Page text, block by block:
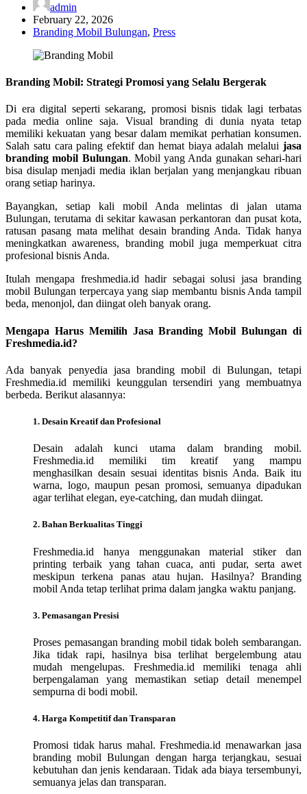
admin
February 22, 2026
Branding Mobil Bulungan, Press
Branding Mobil: Strategi Promosi yang Selalu Bergerak
Di era digital seperti sekarang, promosi bisnis tidak lagi terbatas
pada media online saja. Visual branding di dunia nyata tetap
memiliki kekuatan yang besar dalam memikat perhatian konsumen.
Salah satu cara paling efektif dan hemat biaya adalah melalui jasa
branding mobil Bulungan. Mobil yang Anda gunakan sehari-hari
bisa disulap menjadi media iklan berjalan yang menjangkau ribuan
orang setiap harinya.
Bayangkan, setiap kali mobil Anda melintas di jalan utama
Bulungan, terutama di sekitar kawasan perkantoran dan pusat kota,
ratusan pasang mata melihat desain branding Anda. Tidak hanya
meningkatkan awareness, branding mobil juga memperkuat citra
profesional bisnis Anda.
Itulah mengapa freshmedia.id hadir sebagai solusi jasa branding
mobil Bulungan terpercaya yang siap membantu bisnis Anda tampil
beda, menonjol, dan diingat oleh banyak orang.
Mengapa Harus Memilih Jasa Branding Mobil Bulungan di
Freshmedia.id?
Ada banyak penyedia jasa branding mobil di Bulungan, tetapi
Freshmedia.id memiliki keunggulan tersendiri yang membuatnya
berbeda. Berikut alasannya:
1. Desain Kreatif dan Profesional
Desain adalah kunci utama dalam branding mobil.
Freshmedia.id memiliki tim kreatif yang mampu
menghasilkan desain sesuai identitas bisnis Anda. Baik itu
warna, logo, maupun pesan promosi, semuanya dipadukan
agar terlihat elegan, eye-catching, dan mudah diingat.
2. Bahan Berkualitas Tinggi
Freshmedia.id hanya menggunakan material stiker dan
printing terbaik yang tahan cuaca, anti pudar, serta awet
meskipun terkena panas atau hujan. Hasilnya? Branding
mobil Anda tetap terlihat prima dalam jangka waktu panjang.
3. Pemasangan Presisi
Proses pemasangan branding mobil tidak boleh sembarangan.
Jika tidak rapi, hasilnya bisa terlihat bergelembung atau
mudah mengelupas. Freshmedia.id memiliki tenaga ahli
berpengalaman yang memastikan setiap detail menempel
sempurna di bodi mobil.
4. Harga Kompetitif dan Transparan
Promosi tidak harus mahal. Freshmedia.id menawarkan jasa
branding mobil Bulungan dengan harga terjangkau, sesuai
kebutuhan dan jenis kendaraan. Tidak ada biaya tersembunyi,
semuanya jelas dan transparan.